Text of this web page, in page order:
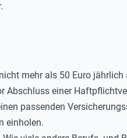
mehr als 50 Euro
Abschluss einer
passenden
einholen.